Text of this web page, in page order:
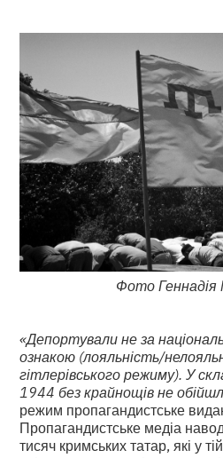
Фото Геннадія
«Депортували не за
ознакою (лояльність/
гітлерівського режиму). У
1944 без крайнощів не
режим пропагандистське
Пропагандистське медіа
тисяч кримських татар, які у